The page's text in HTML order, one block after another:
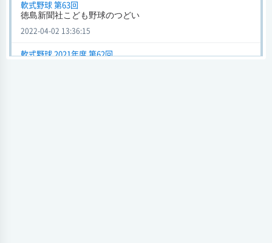
会場 むつみスタジアム
試合日時 2023-03-27[情報更新日:2023-03-27 10:58:25]
高原クラブスポーツ
軟式野球 第63回
徳島新聞社こども野球のつどい
2022-04-02 13:36:15
軟式野球 2021年度 第62回